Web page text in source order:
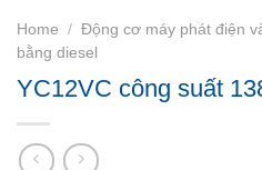
Home / Động cơ máy phát điện
bằng diesel
YC12VC công suất